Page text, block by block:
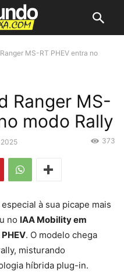
MS-RT PHEV entra no
Ranger MS-
modo Rally
373
à sua picape mais
no IAA Mobility em
. O modelo chega
misturando
híbrida plug-in.